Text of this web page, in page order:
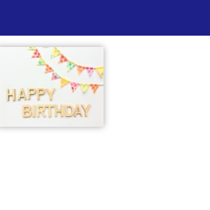
問
看
護
き
ら
く
照
ら
す